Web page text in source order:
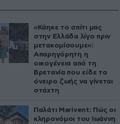
«Κάηκε το σπίτι μας
στην Ελλάδα λίγο πριν
μετακομίσουμε»:
Απαρηγόρητη η
οικογένεια από τη
Βρετανία που είδε το
όνειρο ζωής να γίνεται
στάχτη
Παλάτι Marivent: Πώς οι
κληρονόμοι του Ιωάννη